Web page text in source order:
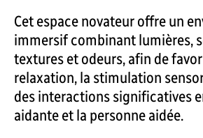
Cet espace novateur offre un
immersif combinant lumières,
textures et odeurs, afin de
relaxation, la stimulation
des interactions significatives
aidante et la personne aidée.